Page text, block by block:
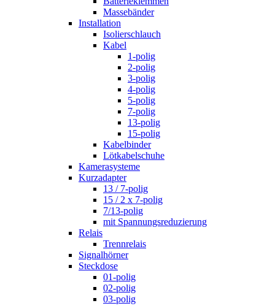
Massebänder
Installation
Isolierschlauch
Kabel
1-polig
2-polig
3-polig
4-polig
5-polig
7-polig
13-polig
15-polig
Kabelbinder
Lötkabelschuhe
Kamerasysteme
Kurzadapter
13 / 7-polig
15 / 2 x 7-polig
7/13-polig
mit Spannungsreduzierung
Relais
Trennrelais
Signalhörner
Steckdose
01-polig
02-polig
03-polig